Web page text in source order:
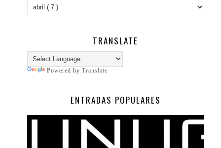
TRANSLATE
Powered by Translate
ENTRADAS POPULARES